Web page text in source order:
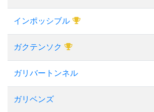
インポッシブル
ガクテンソク
ガリバートンネル
ガリベンズ